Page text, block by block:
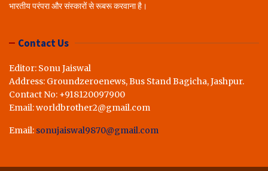
भारतीय परंपरा और संस्कारों से रूबरू करवाना है।
Contact Us
Editor: Sonu Jaiswal
Address: Groundzeroenews, Bus Stand Bagicha, Jashpur.
Contact No: +918120097900
Email: worldbrother2@gmail.com
Email: sonujaiswal9870@gmail.com